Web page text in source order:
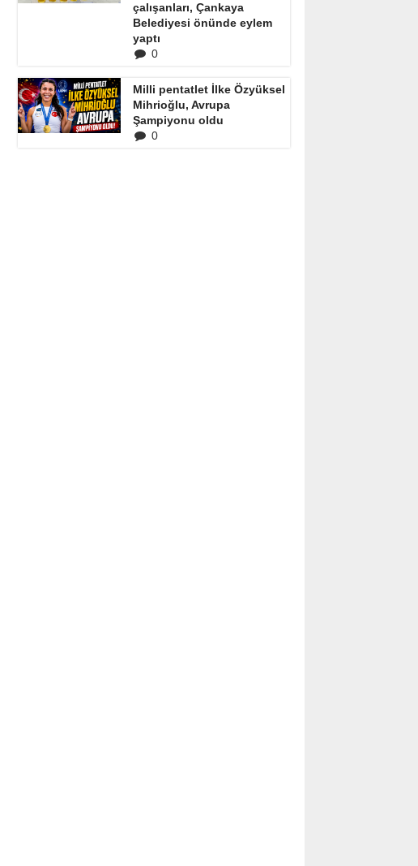
çalışanları, Çankaya
Belediyesi önünde eylem
yaptı
0
Milli pentatlet İlke Özyüksel
Mihrioğlu, Avrupa
Şampiyonu oldu
0